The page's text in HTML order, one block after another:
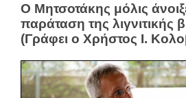
Ο Μητσοτάκης μόλις
παράταση της λιγνιτικής
(Γράφει ο Χρήστος Ι.